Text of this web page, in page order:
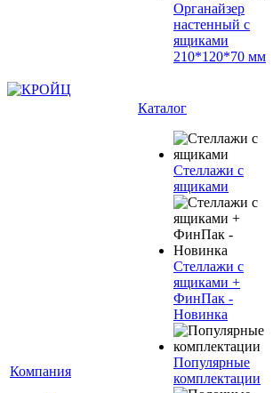
Органайзер
настенный с
ящиками
210*120*70 мм
Компания
Каталог
Стеллажи с
ящиками
Стеллажи с
ящиками +
ФинПак -
Новинка
Популярные
комплектации